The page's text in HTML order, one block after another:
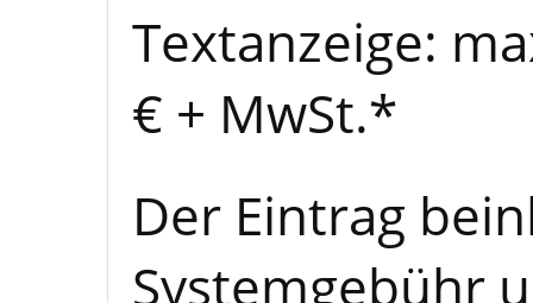
Textanzeige:
€ + MwSt.*
Der Eintrag
Systemgebühr